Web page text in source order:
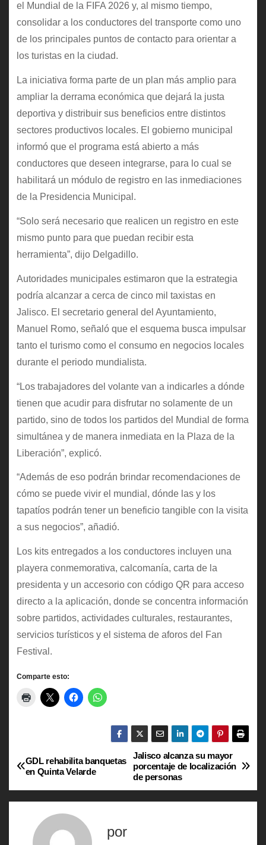
el Mundial de la FIFA 2026 y, al mismo tiempo,
consolidar a los conductores del transporte como uno
de los principales puntos de contacto para orientar a
los turistas en la ciudad.
La iniciativa forma parte de un plan más amplio para
ampliar la derrama económica que dejará la justa
deportiva y distribuir sus beneficios entre distintos
sectores productivos locales. El gobierno municipal
informó que el programa está abierto a más
conductores que deseen integrarse, para lo cual se
habilitará un módulo de registro en las inmediaciones
de la Presidencia Municipal.
“Solo será necesario que realicen un registro en este
mismo punto para que puedan recibir esta
herramienta”, dijo Delgadillo.
Autoridades municipales estimaron que la estrategia
podría alcanzar a cerca de cinco mil taxistas en
Jalisco. El secretario general del Ayuntamiento,
Manuel Romo, señaló que el esquema busca impulsar
tanto el turismo como el consumo en negocios locales
durante el periodo mundialista.
“Los trabajadores del volante van a indicarles a dónde
tienen que acudir para disfrutar no solamente de un
partido, sino de todos los partidos del Mundial de forma
simultánea y de manera inmediata en la Plaza de la
Liberación”, explicó.
“Además de eso podrán brindar recomendaciones de
cómo se puede vivir el mundial, dónde las y los
tapatíos podrán tener un beneficio tangible con la visita
a sus negocios”, añadió.
Los kits entregados a los conductores incluyen una
playera conmemorativa, calcomanía, carta de la
presidenta y un accesorio con código QR para acceso
directo a la aplicación, donde se concentra información
sobre partidos, actividades culturales, restaurantes,
servicios turísticos y el sistema de aforos del Fan
Festival.
Comparte esto:
N
a
Jalisco alcanza su mayor
porcentaje de localización
de personas
GDL rehabilita banquetas
en Quinta Velarde
por